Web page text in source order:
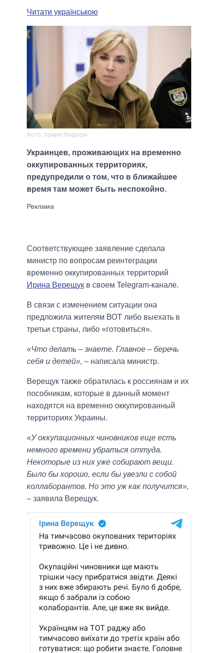
Читати українською
Фото: Армия-Информ
Украинцев, проживающих на временно
оккупированных территориях,
предупредили о том, что в ближайшее
время там может быть неспокойно.
Соответствующее заявление сделала
министр по вопросам реинтеграции
временно оккупированных территорий
Ирина Верещук в своем Telegram-канале.
В связи с изменением ситуации она
предложила жителям ВОТ либо выехать в
третьи страны, либо «готовиться».
«Что делать – знаете. Главное – беречь
себя и детей», – написала министр.
Верещук также обратилась к россиянам и их
пособникам, которые в данный момент
находятся на временно оккупированный
территориях Украины.
«У оккупационных чиновников еще есть
немного времени убраться оттуда.
Некоторые из них уже собирают вещи.
Было бы хорошо, если бы увезли с собой
коллаборантов. Но это уж как получится»,
– заявила Верещук.